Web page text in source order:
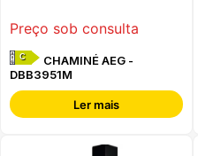
Preço sob consulta
C
CHAMINÉ AEG -
DBB3951M
Ler mais